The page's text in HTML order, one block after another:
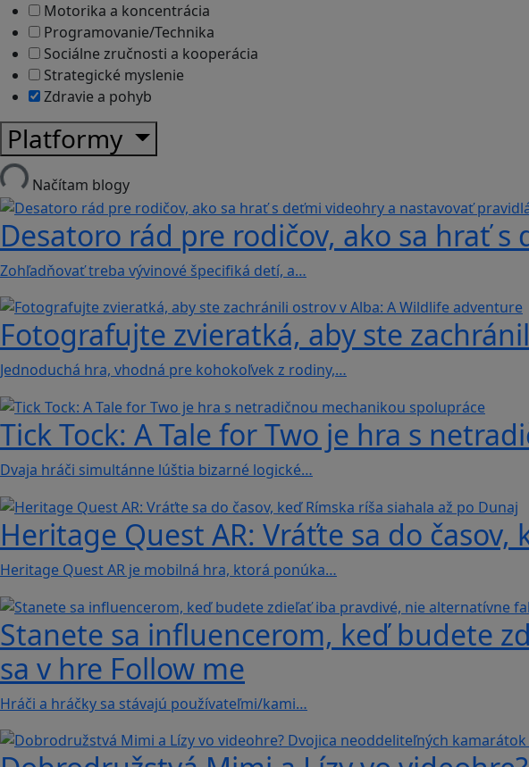
Motorika a koncentrácia
Programovanie/Technika
Sociálne zručnosti a kooperácia
Strategické myslenie
Zdravie a pohyb
Platformy
Načítam blogy
Desatoro rád pre rodičov, ako sa hrať
Zohľadňovať treba vývinové špecifiká detí, a…
Fotografujte zvieratká, aby ste
Jednoduchá hra, vhodná pre kohokoľvek z rodiny,…
Tick Tock: A Tale for Tw‪o je hra s
Dvaja hráči simultánne lúštia bizarné logické…
Heritage Quest AR: Vráťte sa do
Heritage Quest AR je mobilná hra, ktorá ponúka…
Stanete sa influencerom, keď budete
sa v hre Follow me
Hráči a hráčky sa stávajú používateľmi/kami…